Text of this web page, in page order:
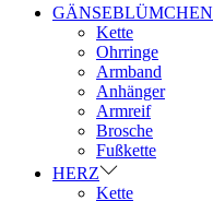
GÄNSEBLÜMCHEN
Kette
Ohrringe
Armband
Anhänger
Armreif
Brosche
Fußkette
HERZ
Kette